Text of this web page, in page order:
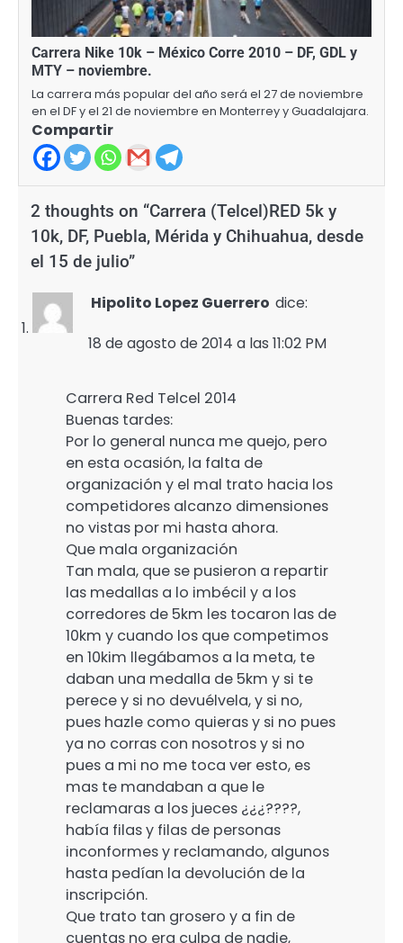
Carrera Nike 10k – México Corre 2010 – DF, GDL y
MTY – noviembre.
La carrera más popular del año será el 27 de noviembre
en el DF y el 21 de noviembre en Monterrey y Guadalajara.
Compartir
2 thoughts on “Carrera (Telcel)RED 5k y
10k, DF, Puebla, Mérida y Chihuahua, desde
el 15 de julio”
Hipolito Lopez Guerrero dice:
18 de agosto de 2014 a las 11:02 PM
Carrera Red Telcel 2014
Buenas tardes:
Por lo general nunca me quejo, pero
en esta ocasión, la falta de
organización y el mal trato hacia los
competidores alcanzo dimensiones
no vistas por mi hasta ahora.
Que mala organización
Tan mala, que se pusieron a repartir
las medallas a lo imbécil y a los
corredores de 5km les tocaron las de
10km y cuando los que competimos
en 10kim llegábamos a la meta, te
daban una medalla de 5km y si te
perece y si no devuélvela, y si no,
pues hazle como quieras y si no pues
ya no corras con nosotros y si no
pues a mi no me toca ver esto, es
mas te mandaban a que le
reclamaras a los jueces ¿¿¿????,
había filas y filas de personas
inconformes y reclamando, algunos
hasta pedían la devolución de la
inscripción.
Que trato tan grosero y a fin de
cuentas no era culpa de nadie,